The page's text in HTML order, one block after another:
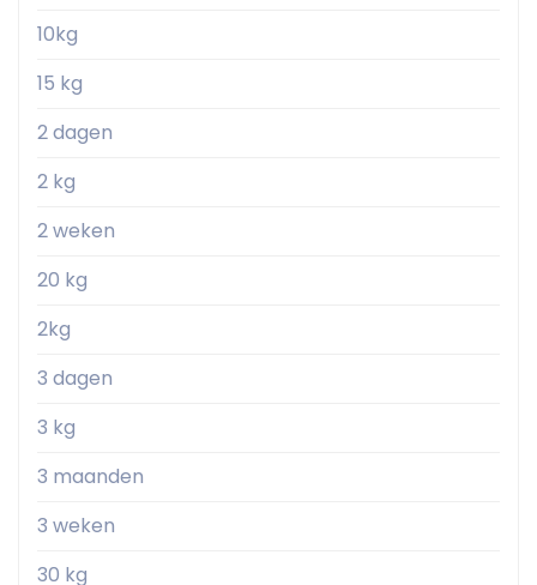
10kg
15 kg
2 dagen
2 kg
2 weken
20 kg
2kg
3 dagen
3 kg
3 maanden
3 weken
30 kg